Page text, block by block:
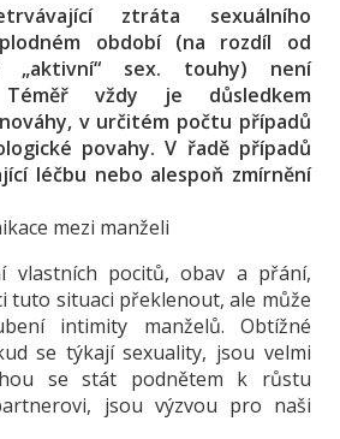
ztráta sexuálního
období (na rozdíl od
„aktivní“ sex. touhy) není
vždy je důsledkem
v určitém počtu případů
povahy. V řadě případů
léčbu nebo alespoň zmírnění
mezi manželi
vlastních pocitů, obav a přání,
tuto situaci překlenout, ale může
intimity manželů. Obtížné
se týkají sexuality, jsou velmi
se stát podnětem k růstu
jsou výzvou pro naši